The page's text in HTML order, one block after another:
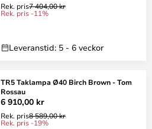
Rek. pris7 404,00 kr
Rek. pris -11%
Leveranstid: 5 - 6 veckor
TR5 Taklampa Ø40 Birch Brown - Tom
Rossau
6 910,00 kr
Rek. pris8 589,00 kr
Rek. pris -19%